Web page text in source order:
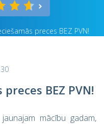
preces BEZ PVN!
BEZ PVN!
mācību gadam,